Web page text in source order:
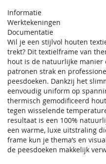
Informatie
Werktekeningen
Documentatie
Wil je een stijlvol houten
trekt? Dit textielframe van
hout is de natuurlijke manier
patronen strak en
peesdoeken. Dankzij het
eenvoudig uniform op
thermisch gemodificeerd
tegen wisselende
resultaat is een 100%
een warme, luxe uitstraling
frame kun je thema’s en
de peesdoeken makkelijk